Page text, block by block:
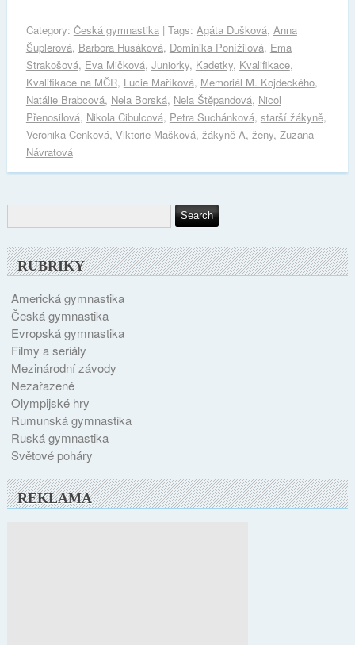
Category: Česká gymnastika| Tags: Agáta Dušková, Anna
Šuplerová, Barbora Husáková, Dominika Ponížilová, Ema
Strakošová, Eva Mičková, Juniorky, Kadetky, Kvalifikace,
Kvalifikace na MČR, Lucie Maříková, Memoriál M. Kojdeckého,
Natálie Brabcová, Nela Borská, Nela Štěpandová, Nicol
Přenosilová, Nikola Cibulcová, Petra Suchánková, starší žákyně,
Veronika Cenková, Viktorie Mašková, žákyně A, ženy, Zuzana
Návratová
RUBRIKY
Americká gymnastika
Česká gymnastika
Evropská gymnastika
Filmy a seriály
Mezinárodní závody
Nezařazené
Olympijské hry
Rumunská gymnastika
Ruská gymnastika
Světové poháry
REKLAMA